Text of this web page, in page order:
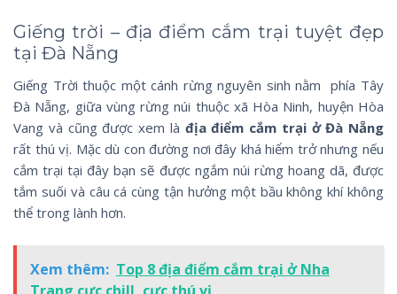
Giếng trời – địa điểm cắm trại tuyệt đẹp
tại Đà Nẵng
Giếng Trời thuộc một cánh rừng nguyên sinh nằm phía Tây
Đà Nẵng, giữa vùng rừng núi thuộc xã Hòa Ninh, huyện Hòa
Vang và cũng được xem là địa điểm cắm trại ở Đà Nẵng
rất thú vị. Mặc dù con đường nơi đây khá hiểm trở nhưng nếu
cắm trại tại đây bạn sẽ được ngắm núi rừng hoang dã, được
tắm suối và câu cá cùng tận hưởng một bầu không khí không
thể trong lành hơn.
Xem thêm: Top 8 địa điểm cắm trại ở Nha